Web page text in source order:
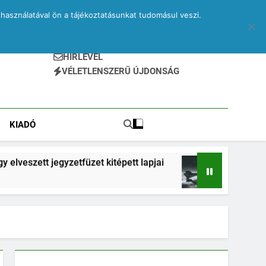
HÍRLEVÉL
VÉLETLENSZERŰ ÚJDONSÁG
KIADÓ
jegyzetfüzet kitépett lapjai
2 Hónap Ezelőtt
ön a tájékoztatásunkat tudomásul veszi.